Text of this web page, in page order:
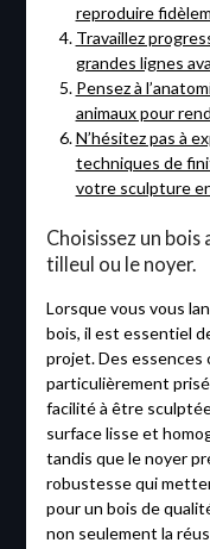
reproduire
Travaillez
grandes lignes
Pensez à
animaux pour
N’hésitez pas à
techniques de
votre sculpture
Choisissez un
tilleul ou le noyer.
Lorsque vous vous
bois, il est essentiel
projet. Des essences
particulièrement
facilité à être
surface lisse et
tandis que le noyer
robustesse qui
pour un bois de
non seulement la